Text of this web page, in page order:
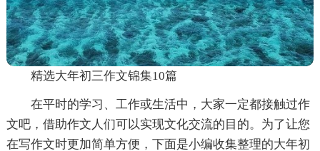
精选大年初三作文锦集10篇
在平时的学习、工作或生活中，大家一定都接触过作
文吧，借助作文人们可以实现文化交流的目的。为了让您
在写作文时更加简单方便，下面是小编收集整理的大年初